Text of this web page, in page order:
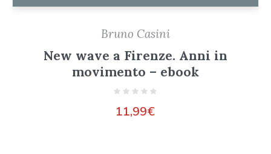
Bruno Casini
New wave a Firenze. Anni in
movimento – ebook
11,99€